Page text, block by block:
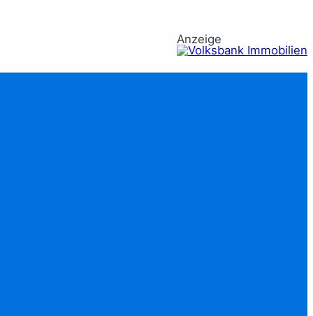
Anzeige